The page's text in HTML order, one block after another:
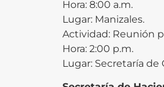
Hora: 8:00 a.m.
Lugar: Manizales.
Actividad: Reunión
Hora: 2:00 p.m.
Lugar: Secretaría de